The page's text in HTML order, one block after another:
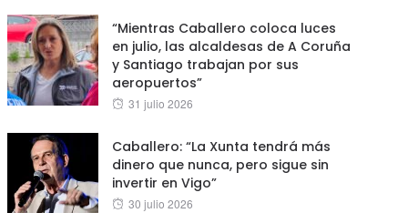
“Mientras Caballero coloca luces
en julio, las alcaldesas de A Coruña
y Santiago trabajan por sus
aeropuertos”
Posted
31 julio 2026
Caballero: “La Xunta tendrá más
dinero que nunca, pero sigue sin
invertir en Vigo”
Posted
30 julio 2026